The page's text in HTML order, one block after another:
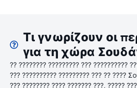
Τι γνωρίζουν οι
για τη χώρα
?? ???????? ????????? ??? ??????????
??? ?????????? ????????? ??? ?? ????
??? ???????? ???? ??????? ???, ?????